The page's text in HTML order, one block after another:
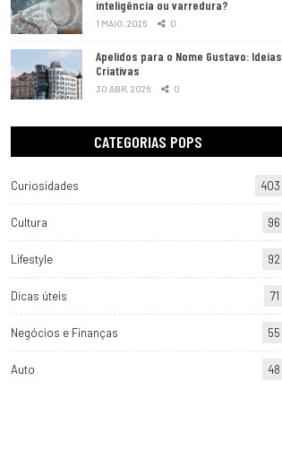
inteligência ou varredura?
1 MAIO, 2026 0
Apelidos para o Nome Gustavo: Ideias
Criativas
30 ABR, 2026 0
CATEGORIAS POPS
Curiosidades 403
Cultura 96
Lifestyle 92
Dicas úteis 71
Negócios e Finanças 55
Auto 48